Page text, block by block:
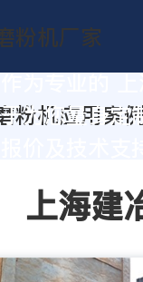
于为您量身定
上海建